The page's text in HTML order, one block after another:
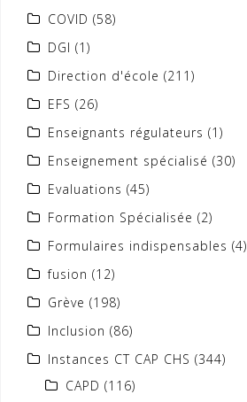
COVID (58)
DGI (1)
Direction d'école (211)
EFS (26)
Enseignants régulateurs (1)
Enseignement spécialisé (30)
Evaluations (45)
Formation Spécialisée (2)
Formulaires indispensables (4)
fusion (12)
Grève (198)
Inclusion (86)
Instances CT CAP CHS (344)
CAPD (116)